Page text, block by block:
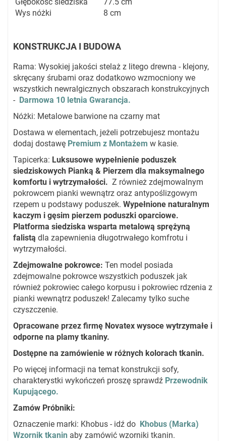
Wys nóżki
8 cm
KONSTRUKCJA I BUDOWA
Rama: Wysokiej jakości stelaż z litego drewna - klejony,
skręcany śrubami oraz dodatkowo wzmocniony we
wszystkich newralgicznych obszarach konstrukcyjnych
- Darmowa 10 letnia Gwarancja.
Nóżki: Metalowe barwione na czarny mat
Dostawa w elementach, jeżeli potrzebujesz montażu
dodaj dostawę Premium z Montażem w kasie.
Tapicerka: Luksusowe wypełnienie poduszek
siedziskowych Pianką & Pierzem dla maksymalnego
komfortu i wytrzymałości. Z również zdejmowalnym
pokrowcem pianki wewnątrz oraz antypoślizgowym
rzepem u podstawy poduszek. Wypełnione naturalnym
kaczym i gęsim pierzem poduszki oparciowe.
Platforma siedziska wsparta metalową sprężyną
falistą dla zapewnienia długotrwałego komfrotu i
wytrzymałości.
Zdejmowalne pokrowce: Ten model posiada
zdejmowalne pokrowce wszystkich poduszek jak
również pokrowiec całego korpusu i pokrowiec rdzenia z
pianki wewnątrz poduszek! Zalecamy tylko suche
czyszczenie.
Opracowane przez firmę Novatex wysoce wytrzymałe i
odporne na plamy tkaniny.
Dostępne na zamówienie w różnych kolorach tkanin.
Po więcej informacji na temat konstrukcji sofy,
charakterystki wykończeń proszę sprawdź Przewodnik
Kupującego.
Zamów Próbniki:
Oznaczenie marki: Khobus - idź do Khobus (Marka)
Wzornik tkanin aby zamówić wzorniki tkanin.